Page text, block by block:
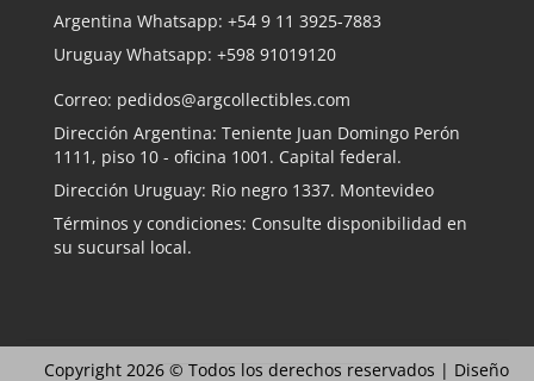
Argentina Whatsapp: +54 9 11 3925-7883
Uruguay Whatsapp: +598 91019120
Correo: pedidos@argcollectibles.com
Dirección Argentina: Teniente Juan Domingo Perón
1111, piso 10 - oficina 1001. Capital federal.
Dirección Uruguay: Rio negro 1337. Montevideo
Términos y condiciones: Consulte disponibilidad en
su sucursal local.
Copyright 2026 © Todos los derechos reservados | Diseño